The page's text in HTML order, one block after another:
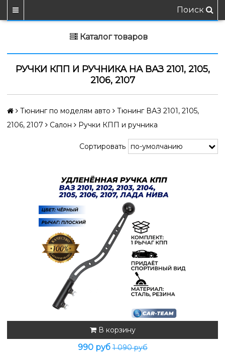
Поиск
Каталог товаров
РУЧКИ КПП И РУЧНИКА НА ВАЗ 2101, 2105,
2106, 2107
Тюнинг по моделям авто
Тюнинг ВАЗ 2101, 2105,
2106, 2107
Салон Ручки КПП и ручника
Сортировать
В корзину
990 руб1 090 руб